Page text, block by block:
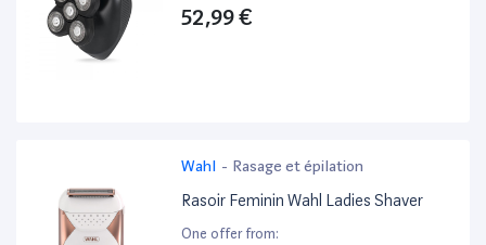
52,99 €
Wahl - Rasage et épilation
Rasoir Feminin Wahl Ladies Shaver
One offer from: